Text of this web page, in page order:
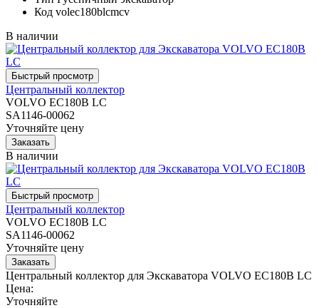
Код volec180blcmcv
В наличии
Центральный коллектор
VOLVO EC180B LC
SA1146-00062
Уточняйте цену
В наличии
Центральный коллектор
VOLVO EC180B LC
SA1146-00062
Уточняйте цену
Центральный коллектор для Экскаватора VOLVO EC180B LC
Цена:
Уточняйте